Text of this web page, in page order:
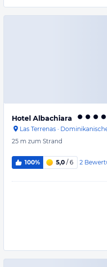
Hotel Albachiara
Las Terrenas ·
25 m zum Strand
100% 5,0 / 6 2